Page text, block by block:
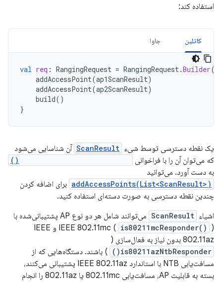
استفاده کند:
کاتلین جاوا
val req : RangingRequest = RangingRequest.Builder
addAccessPoint(ap1ScanResult)
addAccessPoint(ap2ScanResult)
build()
}
یک نقطه دسترسی توسط شیء ScanResult آن شناسایی می‌شود
که می‌توان آن را با فراخوانی
به دست آورد. می‌توانید
addAccessPoints(List<ScanResult>) برای اضافه کردن
چندین نقطه دسترسی به صورت دسته‌ای استفاده کنید.
اشیاء ScanResult
می‌توانند شامل هر دو نوع AP پشتیبانی‌شده با
IEEE 802.11mc ( is80211mcResponder()
) و IEEE
802.11az بدون نیاز به فعال‌سازی (
is80211azNtbResponder()
) باشند. دستگاه‌هایی که از
مسافت‌یابی NTB با استاندارد IEEE 802.11az پشتیبانی می‌کنند،
بسته به قابلیت AP، مسافت‌یابی 802.11mc یا 802.11az را انجام